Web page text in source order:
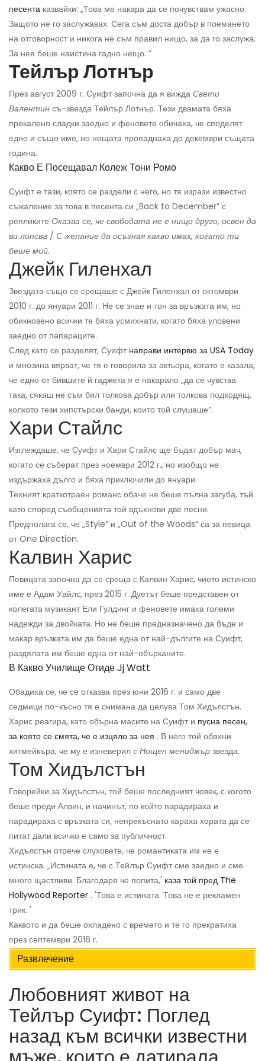
песента казвайки: „Това ме накара да се почувствам ужасно.
Защото не го заслужавах. Сега съм доста добър в поемането
на отговорност и никога не съм правил нищо, за да го заслужа.
За нея беше наистина гадно нещо. “
Тейлър Лотнър
През август 2009 г. Суифт започна да я вижда Свети
Валентин съ-звезда Тейлър Лотнър. Тези двамата бяха
прекалено сладки заедно и феновете обичаха, че споделят
едно и също име, но нещата пропаднаха до декември същата
година.
Какво Е Посещавал Колеж Тони Ромо
Суифт е тази, която се раздели с него, но тя изрази известно
съжаление за това в песента си „Back to December” с
репликите Оказва се, че свободата не е нищо друго, освен да
ви липсва / С желание да осъзная какво имах, когато ти
беше мой.
Джейк Гиленхал
Звездата също се срещаше с Джейк Гиленхал от октомври
2010 г. до януари 2011 г. Не се знае и тон за връзката им, но
обикновено всички те бяха усмихнати, когато бяха уловени
заедно от папараците.
След като се разделят, Суифт направи интервю за USA Today
и мнозина вярват, че тя е говорила за актьора, когато е казала,
че едно от бившите й гаджета я е накарало „да се чувства
така, сякаш не съм бил толкова добър или толкова подходящ,
колкото тези хипстърски банди, които той слушаше“.
Хари Стайлс
Изглеждаше, че Суифт и Хари Стайлс ще бъдат добър мач,
когато се съберат през ноември 2012 г., но изобщо не
издържаха дълго и бяха приключили до януари.
Техният краткотраен романс обаче не беше пълна загуба, тъй
като според съобщенията той вдъхнови две песни.
Предполага се, че „Style“ и „Out of the Woods“ са за певица
от One Direction.
Калвин Харис
Певицата започна да се среща с Калвин Харис, чието истинско
име е Адам Уайлс, през 2015 г. Дуетът беше представен от
колегата музикант Ели Гулдинг и феновете имаха големи
надежди за двойката. Но не беше предназначено да бъде и
макар връзката им да беше една от най-дългите на Суифт,
раздялата им беше една от най-обърканите.
В Какво Училище Отиде Jj Watt
Обадиха се, че се отказва през юни 2016 г. и само две
седмици по-късно тя е снимана да целува Том Хидълстън.
Харис реагира, като обърна масите на Суифт и пусна песен,
за която се смята, че е изцяло за нея . В него той обвини
хитмейкъра, че му е изневерил с Нощен мениджър звезда.
Том Хидълстън
Говорейки за Хидълстън, той беше последният човек, с когото
беше преди Алвин, и начинът, по който парадираха и
парадираха с връзката си, непрекъснато караха хората да се
питат дали всичко е само за публичност.
Хидълстън отрече слуховете, че романтиката им не е
истинска. „Истината е, че с Тейлър Суифт сме заедно и сме
много щастливи. Благодаря че попита,' каза той пред The ​​
Hollywood Reporter . 'Това е истината. Това не е рекламен
трик. '
Каквото и да беше охладено с времето и те го прекратиха
през септември 2016 г.
Развлечение
Любовният живот на
Тейлър Суифт: Поглед
назад към всички известни